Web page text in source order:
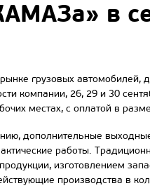
в
грузовых
компании, 26, 29 и 30
местах, с оплатой в
дополнительные
работы.
изготовлением
производства в